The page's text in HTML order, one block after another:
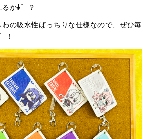
かﾎﾟｰ？
の吸水性ばっちりな仕様なので、ぜひ毎
！